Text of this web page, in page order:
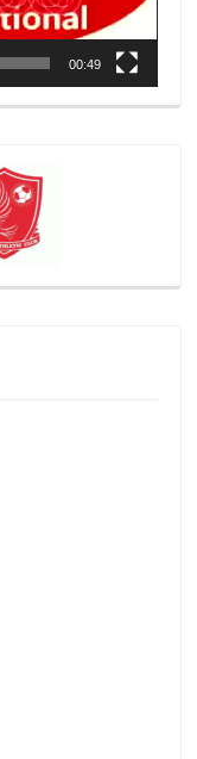
00:49